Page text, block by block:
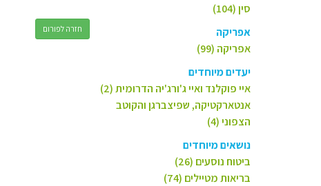
סין (104)
אפריקה
אפריקה (99)
יעדים מיוחדים
איי פוקלנד ואיי ג'ורג'יה הדרומית (2)
אנטארקטיקה, שפיצברגן והקוטב
הצפוני (4)
נושאים מיוחדים
ביטוח נוסעים (26)
בריאות מטיילים (74)
חזרה לפורום